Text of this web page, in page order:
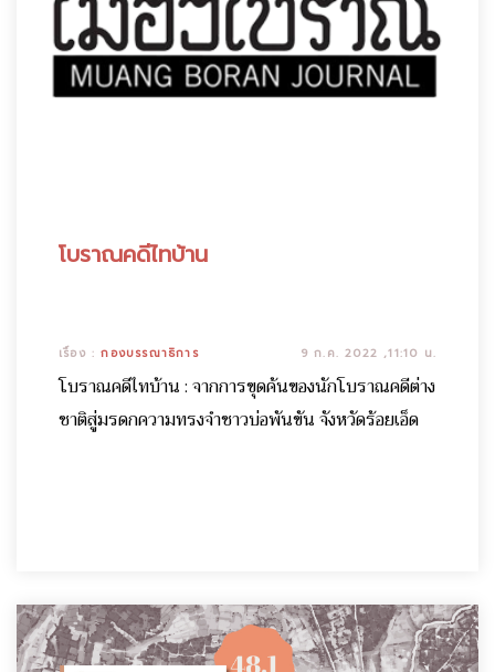
โบราณคดีไทบ้าน
เรื่อง :กองบรรณาธิการ 9 ก.ค. 2022 ,11:10 น.
โบราณคดีไทบ้าน : จากการขุดค้นของนักโบราณคดีต่าง
ชาติสู่มรดกความทรงจำชาวบ่อพันขัน จังหวัดร้อยเอ็ด